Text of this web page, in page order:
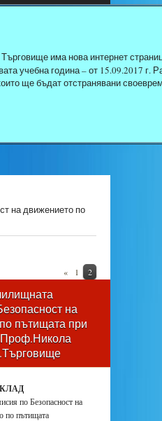
има нова интернет
учебна година – от 15.09.2017
ще бъдат отстранявани
на движението по
« 1 2
на
пътищата при
по Безопасност на
по пътищата